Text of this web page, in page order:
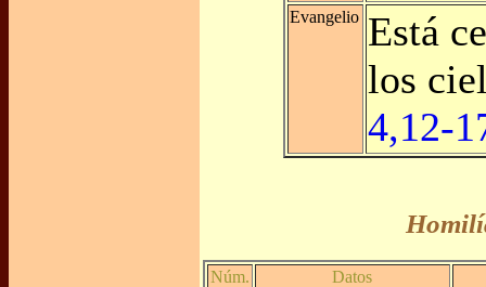
Evangelio Está
los
4,12-
Núm. Datos